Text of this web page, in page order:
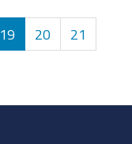
19 20 21